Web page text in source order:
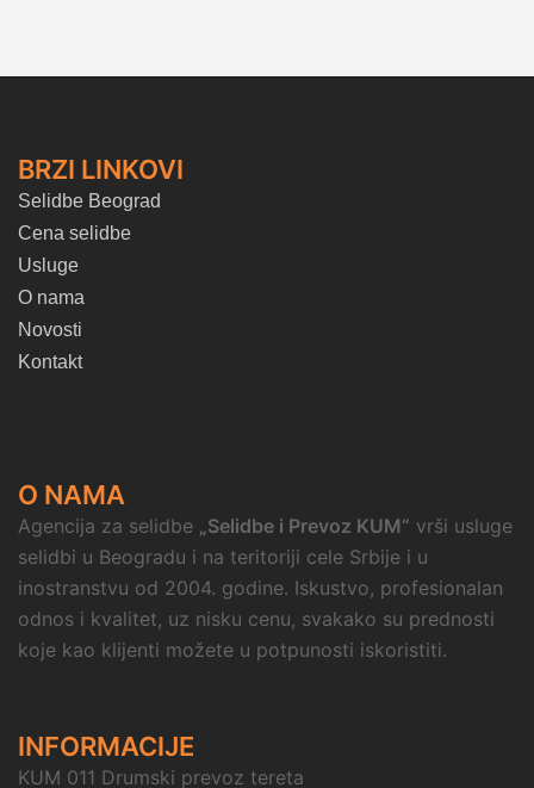
BRZI LINKOVI
Selidbe Beograd
Cena selidbe
Usluge
O nama
Novosti
Kontakt
O NAMA
Agencija za selidbe „Selidbe i Prevoz KUM“ vrši usluge
selidbi u Beogradu i na teritoriji cele Srbije i u
inostranstvu od 2004. godine. Iskustvo, profesionalan
odnos i kvalitet, uz nisku cenu, svakako su prednosti
koje kao klijenti možete u potpunosti iskoristiti.
INFORMACIJE
KUM 011 Drumski prevoz tereta